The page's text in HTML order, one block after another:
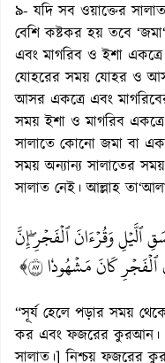
৯- যদি সব ওয়াক্তের
বেশি কষ্টকর হয় তবে
এবং মাগরিব ও ইশা
যোহরের সময় যোহর ও
আসর একত্রে এবং
সময় ইশা ও মাগরিব
সালাতে কোনো জমা বা
সময় অন্যান্য সালাতের
সালাত নেই। আল্লাহ
ٱلَّيۡلِ وَقُرۡءَانَ ٱلۡفَجۡرِۖ إِنَّ
كَانَ مَشۡهُودٗا ٧٨﴾
“সূর্য হেলে পড়ার সময়
কর এবং ফজরের কুরআন।
সালাত।] নিশ্চয় ফজরের